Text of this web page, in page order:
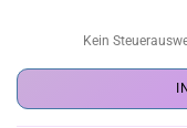
Kein